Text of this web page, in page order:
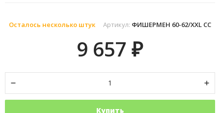
Артикул: ФИШЕРМЕН 60-62/XXL СС
Осталось несколько штук
9 657 ₽
Купить